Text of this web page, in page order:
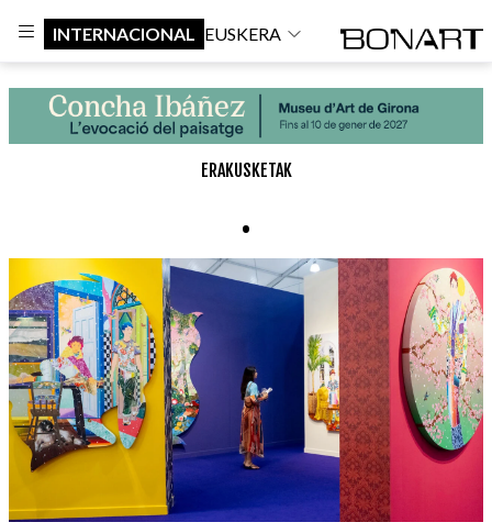
INTERNACIONAL EUSKERA
ERAKUSKETAK
.